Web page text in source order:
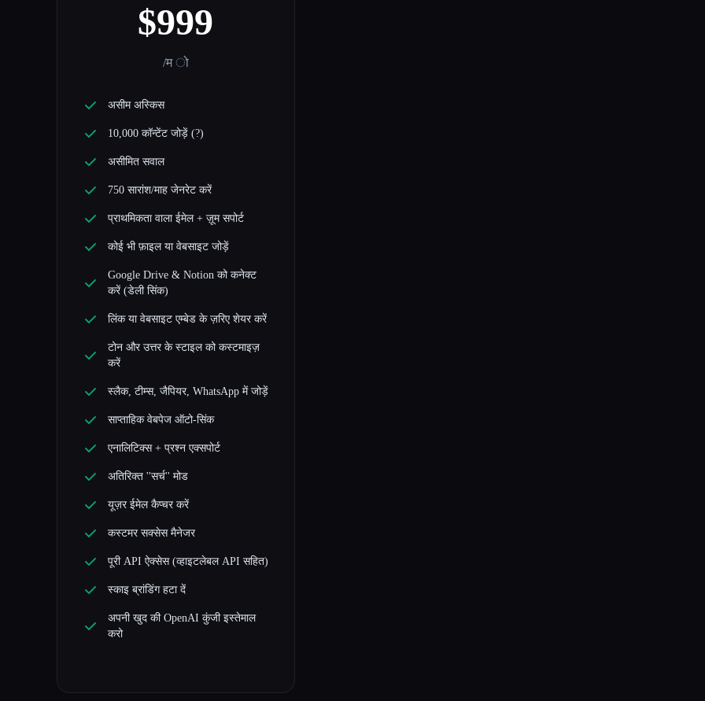
$999
/म ो
असीम अस्किस
10,000 कॉन्टेंट जोड़ें (?)
असीमित सवाल
750 सारांश/माह जेनरेट करें
प्राथमिकता वाला ईमेल + ज़ूम सपोर्ट
कोई भी फ़ाइल या वेबसाइट जोड़ें
Google Drive & Notion को कनेक्ट
करें (डेली सिंक)
लिंक या वेबसाइट एम्बेड के ज़रिए शेयर करें
टोन और उत्तर के स्टाइल को कस्टमाइज़
करें
स्लैक, टीम्स, जैपियर, WhatsApp में जोड़ें
साप्ताहिक वेबपेज ऑटो-सिंक
एनालिटिक्स + प्रश्न एक्सपोर्ट
अतिरिक्त ''सर्च'' मोड
यूज़र ईमेल कैप्चर करें
कस्टमर सक्सेस मैनेजर
पूरी API ऐक्सेस (व्हाइटलेबल API सहित)
स्काइ ब्रांडिंग हटा दें
अपनी खुद की OpenAI कुंजी इस्तेमाल
करो